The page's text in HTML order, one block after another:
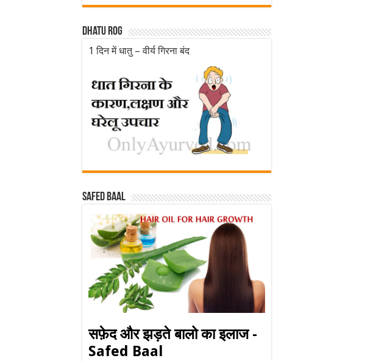
Dhatu rog
1 दिन में धातु – वीर्य गिरना बंद
Safed baal
सफ़ेद और झड़ते बालो का इलाज -
Safed Baal